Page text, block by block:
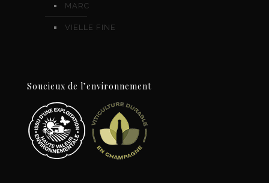
MARC
VIELLE FINE
Soucieux de l’environnement